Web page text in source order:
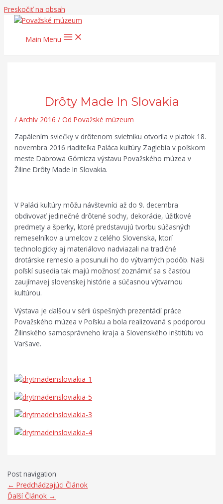
Preskočiť na obsah
Main Menu
Drôty Made In Slovakia
/Archív 2016 / Od Považské múzeum
Zapálením sviečky v drôtenom svietniku otvorila v piatok 18.
novembra 2016 riaditeľka Paláca kultúry Zaglebia v poľskom
meste Dabrowa Górnicza výstavu Považského múzea v
Žiline Drôty Made In Slovakia.
V Paláci kultúry môžu návštevníci až do 9. decembra
obdivovať jedinečné drôtené sochy, dekorácie, úžitkové
predmety ašperky, ktorépredstavujú tvorbu súčasných
remeselníkov a umelcov z celého Slovenska, ktorí
technologicky aj materiálovo nadviazali na tradičné
drotárske remeslo a posunuli ho do výtvarných podôb. Naši
poľskí susedia tak majú možnosť zoznámiť sa s časťou
zaujímavej slovenskej histórie a súčasnou výtvarnou
kultúrou.
Výstava je ďalšou v sérii úspešných prezentácií práce
Považského múzea v Poľsku a bola realizovaná s podporou
Žilinského samosprávneho kraja a Slovenského inštitútu vo
Varšave.
Post navigation
← Predchádzajúci Článok
Ďalší Článok →